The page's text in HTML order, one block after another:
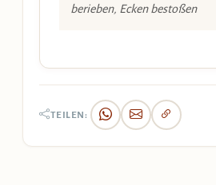
berieben, Ecken bestoßen
TEILEN: